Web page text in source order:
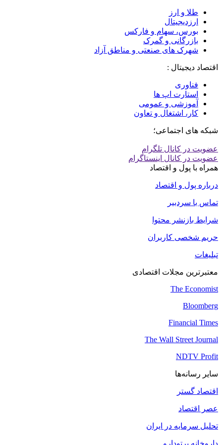
طلا و ارز
ارزدیجیتال
بورس، سهام و فارکس
بازرگانی و گمرک
شهرک های صنعتی و مناطق آزاد
اقتصاد دیجیتال :
فناوری
استارت اپ ها
آموزشی و عمومی
کار، اشتغال و تعاون
شبکه های اجتماعی؛
عضویت در کانال تلگرام
عضویت در کانال اینستاگرام
همراه با پول و اقتصاد
درباره پول و اقتصاد
تماس با سردبیر
شرایط بازنشر محتوا
حریم شخصی کاربران
تبلیغات
معتبرترین مجلات اقتصادی
The Economist
Bloomberg
Financial Times
The Wall Street Journal
NDTV Profit
سایر رسانه‌ها
اقتصاد گستر
عصر اقتصاد
تحلیل سرمایه در ایران